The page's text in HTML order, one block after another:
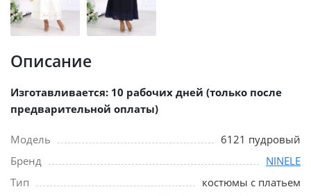
Описание
Изготавливается: 10 рабочих дней (только после
предварительной оплаты)
Модель
6121 пудровый
Бренд
NINELE
Тип
костюмы с платьем